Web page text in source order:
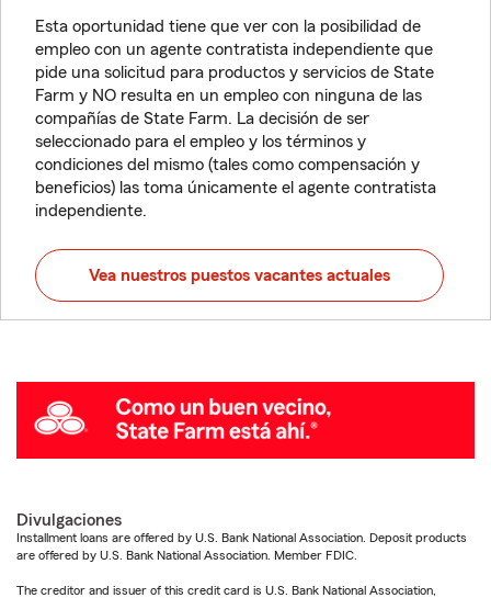
Esta oportunidad tiene que ver con la posibilidad de
empleo con un agente contratista independiente que
pide una solicitud para productos y servicios de State
Farm y NO resulta en un empleo con ninguna de las
compañías de State Farm. La decisión de ser
seleccionado para el empleo y los términos y
condiciones del mismo (tales como compensación y
beneficios) las toma únicamente el agente contratista
independiente.
Vea nuestros puestos vacantes actuales
Divulgaciones
Installment loans are offered by U.S. Bank National Association. Deposit products
are offered by U.S. Bank National Association. Member FDIC.
The creditor and issuer of this credit card is U.S. Bank National Association,